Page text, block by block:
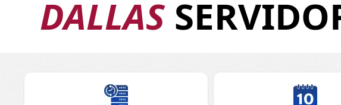
DALLAS